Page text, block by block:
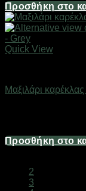
Προσθήκη στο
Quick View
Μαξιλάρι
Προσθήκη στο
2
3